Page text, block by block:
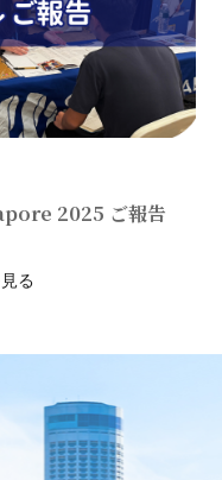
2025 ご報告
る